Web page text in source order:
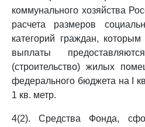
коммунального хозяйства
расчета размеров
категорий граждан,
выплаты
(строительство) жилых
федерального бюджета на I
1 кв. метр.
4(2). Средства Фонда,